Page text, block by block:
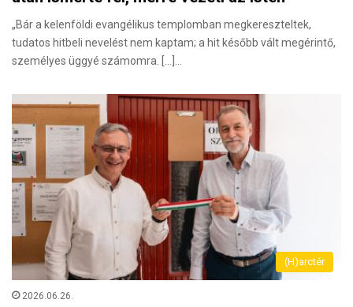
„Bár a kelenföldi evangélikus templomban megkereszteltek,
tudatos hitbeli nevelést nem kaptam; a hit később vált megérintő,
személyes üggyé számomra. […]…
(H)arctér
2026.06.26.